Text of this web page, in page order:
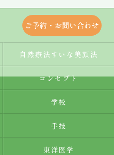
ご予約・お問い合わせ
自然療法すいな美顔法
コンセプト
学校
手技
東洋医学